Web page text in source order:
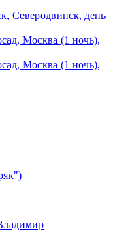
Северодвинск, день
Москва (1 ночь),
Москва (1 ночь),